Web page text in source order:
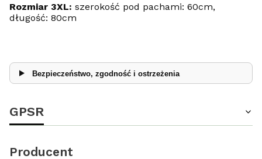
Rozmiar 3XL: szerokość pod pachami: 60cm,
długość: 80cm
Bezpieczeństwo, zgodność i ostrzeżenia
GPSR
Producent